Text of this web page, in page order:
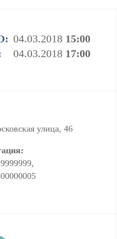
04.03.2018 15:00
04.03.2018 17:00
улица, 46